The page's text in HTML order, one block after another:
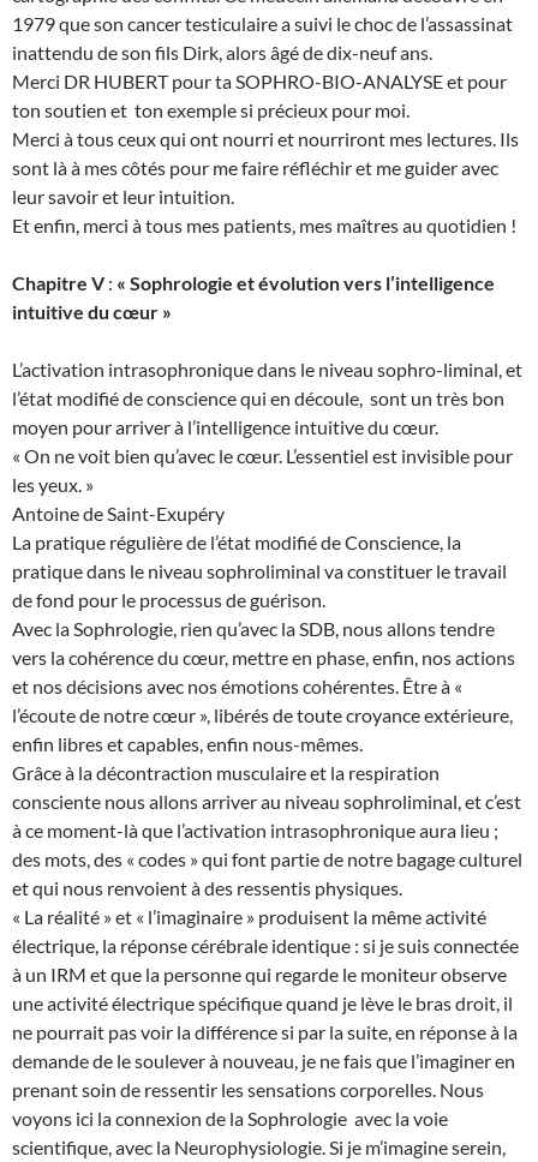
1979 que son cancer testiculaire a suivi le choc de l’assassinat
inattendu de son fils Dirk, alors âgé de dix-neuf ans.
Merci DR HUBERT pour ta SOPHRO-BIO-ANALYSE et pour
ton soutien et ton exemple si précieux pour moi.
Merci à tous ceux qui ont nourri et nourriront mes lectures. Ils
sont là à mes côtés pour me faire réfléchir et me guider avec
leur savoir et leur intuition.
Et enfin, merci à tous mes patients, mes maîtres au quotidien !
Chapitre V: « Sophrologie et évolution vers l’intelligence
intuitive du cœur »
L’activation intrasophronique dans le niveau sophro-liminal, et
l’état modifié de conscience qui en découle, sont un très bon
moyen pour arriver à l’intelligence intuitive du cœur.
« On ne voit bien qu’avec le cœur. L’essentiel est invisible pour
les yeux. »
Antoine de Saint-Exupéry
La pratique régulière de l’état modifié de Conscience, la
pratique dans le niveau sophroliminal va constituer le travail
de fond pour le processus de guérison.
Avec la Sophrologie, rien qu’avec la SDB, nous allons tendre
vers la cohérence du cœur, mettre en phase, enfin, nos actions
et nos décisions avec nos émotions cohérentes. Être à «
l’écoute de notre cœur », libérés de toute croyance extérieure,
enfin libres et capables, enfin nous-mêmes.
Grâce à la décontraction musculaire et la respiration
consciente nous allons arriver au niveau sophroliminal, et c’est
à ce moment-là que l’activation intrasophronique aura lieu ;
des mots, des « codes » qui font partie de notre bagage culturel
et qui nous renvoient à des ressentis physiques.
« La réalité » et « l’imaginaire » produisent la même activité
électrique, la réponse cérébrale identique : si je suis connectée
à un IRM et que la personne qui regarde le moniteur observe
une activité électrique spécifique quand je lève le bras droit, il
ne pourrait pas voir la différence si par la suite, en réponse à la
demande de le soulever à nouveau, je ne fais que l’imaginer en
prenant soin de ressentir les sensations corporelles. Nous
voyons ici la connexion de la Sophrologie avec la voie
scientifique, avec la Neurophysiologie. Si je m’imagine serein,